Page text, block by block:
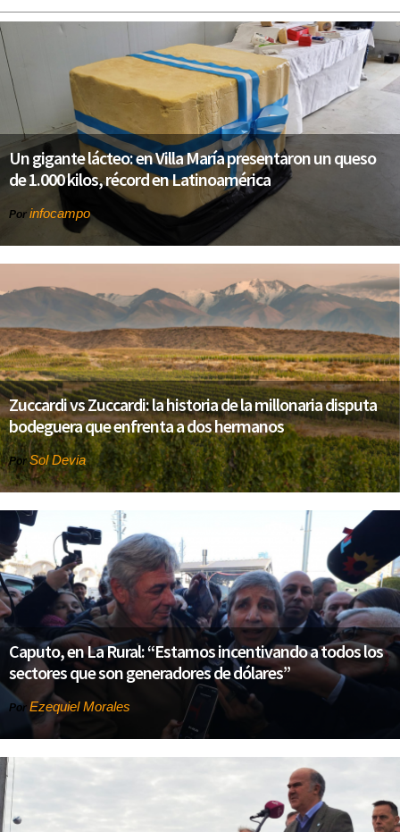
Un gigante lácteo: en Villa María presentaron un queso
de 1.000 kilos, récord en Latinoamérica
Por infocampo
Zuccardi vs Zuccardi: la historia de la millonaria disputa
bodeguera que enfrenta a dos hermanos
PorSol Devia
Caputo, en La Rural: “Estamos incentivando a todos los
sectores que son generadores de dólares”
Por Ezequiel Morales